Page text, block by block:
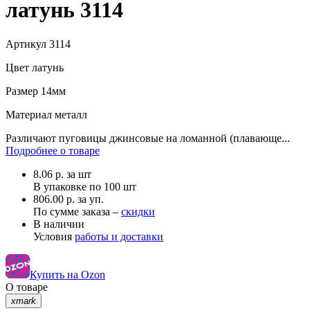
латунь 3114
Артикул 3114
Цвет латунь
Размер 14мм
Материал металл
Различают пуговицы джинсовые на ломанной (плавающе...
Подробнее о товаре
8.06 р. за шт
В упаковке по 100 шт
806.00 р. за уп.
По сумме заказа – скидки
В наличии
Условия работы и доставки
Купить на Ozon
О товаре
xmark